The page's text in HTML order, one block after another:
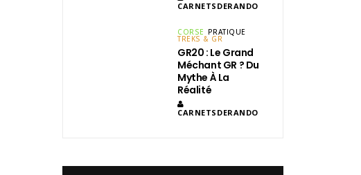
CARNETSDERANDO
CORSE PRATIQUE
TREKS & GR
GR20 : Le Grand
Méchant GR ? Du
Mythe À La
Réalité
CARNETSDERANDO